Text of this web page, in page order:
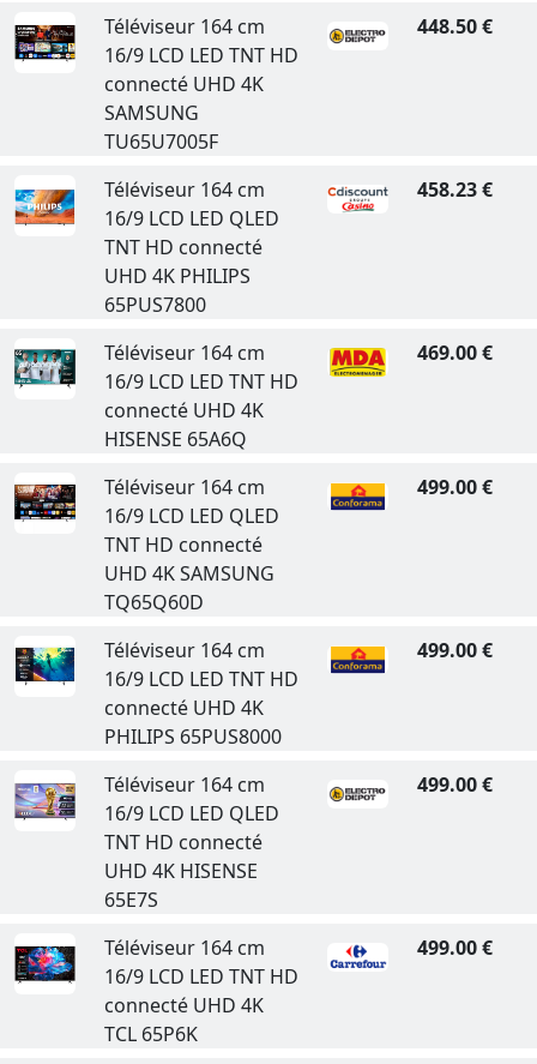
Téléviseur 164 cm
16/9 LCD LED TNT HD
connecté UHD 4K
SAMSUNG
TU65U7005F
448.50 €
Téléviseur 164 cm
16/9 LCD LED QLED
TNT HD connecté
UHD 4K PHILIPS
65PUS7800
458.23 €
Téléviseur 164 cm
16/9 LCD LED TNT HD
connecté UHD 4K
HISENSE 65A6Q
469.00 €
Téléviseur 164 cm
16/9 LCD LED QLED
TNT HD connecté
UHD 4K SAMSUNG
TQ65Q60D
499.00 €
Téléviseur 164 cm
16/9 LCD LED TNT HD
connecté UHD 4K
PHILIPS 65PUS8000
499.00 €
Téléviseur 164 cm
16/9 LCD LED QLED
TNT HD connecté
UHD 4K HISENSE
65E7S
499.00 €
Téléviseur 164 cm
16/9 LCD LED TNT HD
connecté UHD 4K
TCL 65P6K
499.00 €